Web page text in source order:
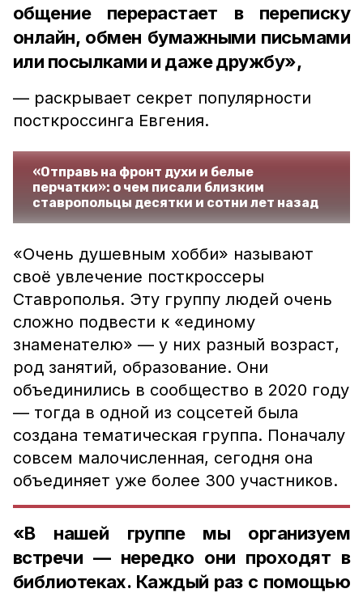
общение перерастает в переписку
онлайн, обмен бумажными письмами
или посылками и даже дружбу»,
— раскрывает секрет популярности
посткроссинга Евгения.
«Отправь на фронт духи и белые
перчатки»: о чем писали близким
ставропольцы десятки и сотни лет назад
«Очень душевным хобби» называют
своё увлечение посткроссеры
Ставрополья. Эту группу людей очень
сложно подвести к «единому
знаменателю» — у них разный возраст,
род занятий, образование. Они
объединились в сообщество в 2020 году
— тогда в одной из соцсетей была
создана тематическая группа. Поначалу
совсем малочисленная, сегодня она
объединяет уже более 300 участников.
«В нашей группе мы организуем
встречи — нередко они проходят в
библиотеках. Каждый раз с помощью